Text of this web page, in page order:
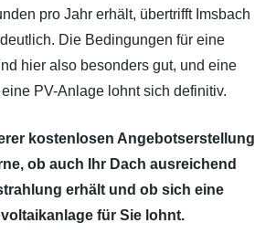
pro Jahr erhält, übertrifft Imsbach
Die Bedingungen für eine
hier also besonders gut, und eine
eine PV-Anlage lohnt sich definitiv.
kostenlosen Angebotserstellung
ob auch Ihr Dach ausreichend
erhält und ob sich eine
für Sie lohnt.